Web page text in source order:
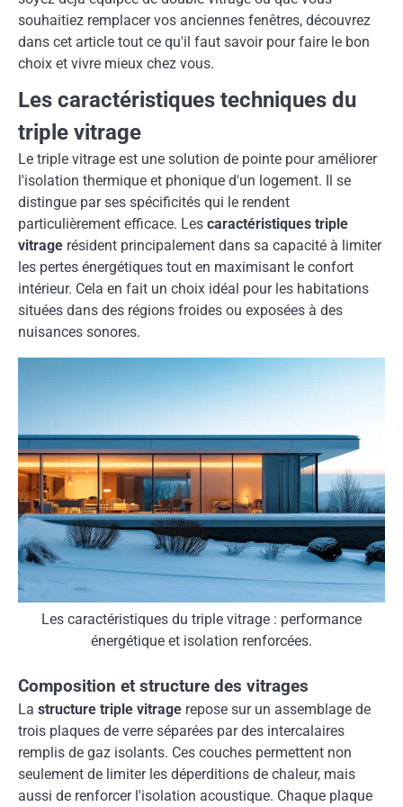
souhaitiez remplacer vos anciennes fenêtres, découvrez
dans cet article tout ce qu'il faut savoir pour faire le bon
choix et vivre mieux chez vous.
Les caractéristiques techniques du
triple vitrage
Le triple vitrage est une solution de pointe pour améliorer
l'isolation thermique et phonique d'un logement. Il se
distingue par ses spécificités qui le rendent
particulièrement efficace. Les caractéristiques triple
vitrage résident principalement dans sa capacité à limiter
les pertes énergétiques tout en maximisant le confort
intérieur. Cela en fait un choix idéal pour les habitations
situées dans des régions froides ou exposées à des
nuisances sonores.
Les caractéristiques du triple vitrage : performance
énergétique et isolation renforcées.
Composition et structure des vitrages
La structure triple vitrage repose sur un assemblage de
trois plaques de verre séparées par des intercalaires
remplis de gaz isolants. Ces couches permettent non
seulement de limiter les déperditions de chaleur, mais
aussi de renforcer l'isolation acoustique. Chaque plaque